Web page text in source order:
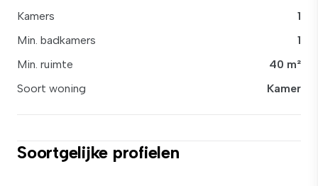
Kamers
1
Min. badkamers
1
Min. ruimte
40 m²
Soort woning
Kamer
Soortgelijke profielen